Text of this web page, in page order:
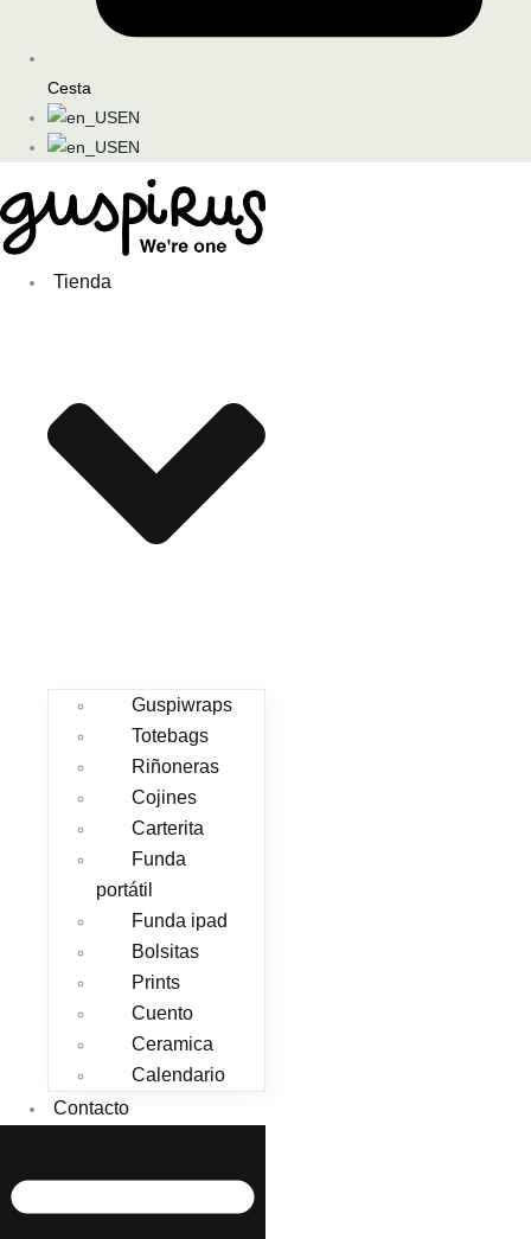
Cesta
EN
EN
Tienda
Guspiwraps
Totebags
Riñoneras
Cojines
Carterita
Funda
portátil
Funda ipad
Bolsitas
Prints
Cuento
Ceramica
Calendario
Contacto